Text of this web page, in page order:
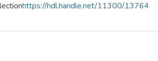
https://hdl.handle.net/11300/13764